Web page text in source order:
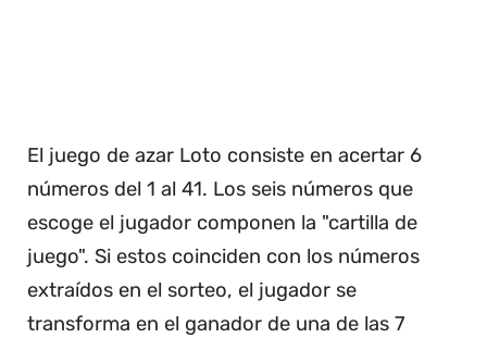
El juego de azar Loto consiste en acertar 6
números del 1 al 41. Los seis números que
escoge el jugador componen la "cartilla de
juego". Si estos coinciden con los números
extraídos en el sorteo, el jugador se
transforma en el ganador de una de las 7